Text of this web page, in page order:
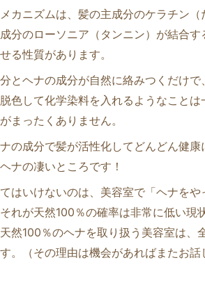
カニズムは、髪の主成分のケラチン（
分のローソニア（タンニン）が結合す
る性質があります。
とヘナの成分が自然に絡みつくだけで
色して化学染料を入れるようなことは
まったくありません。
の成分で髪が活性化してどんどん健康
ナの凄いところです！
はいけないのは、美容室で「ヘナをや
れが天然100％の確率は非常に低い現
然100％のヘナを取り扱う美容室は、
。（その理由は機会があればまたお話